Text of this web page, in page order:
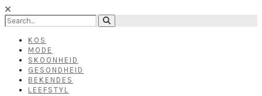
KOS
MODE
SKOONHEID
GESONDHEID
BEKENDES
LEEFSTYL